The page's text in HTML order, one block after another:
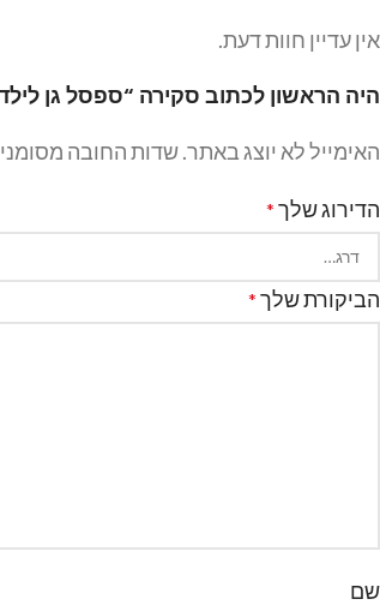
אין עדיין חוות דעת.
היה הראשון לכתוב סקירה “ספסל גן
האימייל לא יוצג באתר.שדות החובה
הדירוג שלך *
הביקורת שלך *
שם